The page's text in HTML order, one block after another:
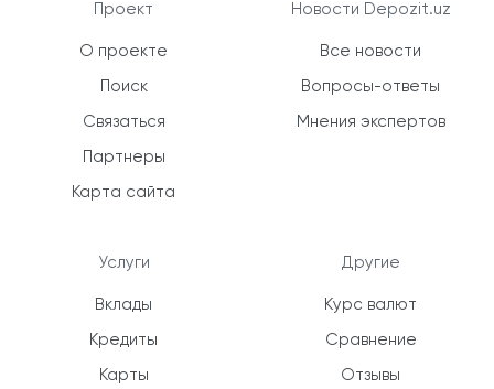
Проект
О проекте
Поиск
Связаться
Партнеры
Карта сайта
Услуги
Вклады
Кредиты
Карты
Новости Depozit.uz
Все новости
Вопросы-ответы
Мнения экспертов
Другие
Курс валют
Сравнение
Отзывы